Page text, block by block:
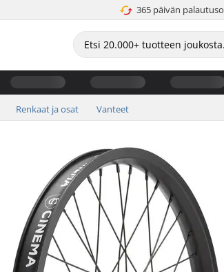
365 päivän
Renkaat ja osat Vanteet